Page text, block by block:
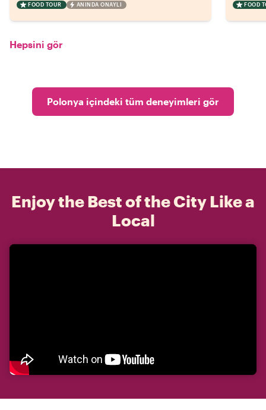
FOOD TOUR ANINDA ONAYLI FOOD
Hepsini gör
Polonya içindeki tüm deneyimleri gör
Enjoy the Best of the City Like a
Local